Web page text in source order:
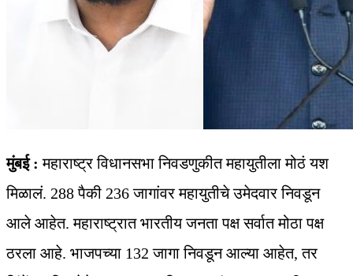
मुंबई :महाराष्ट्र विधानसभा निवडणुकीत महायुतीला मोठं यश
मिळालं. 288 पैकी 236 जागांवर महायुतीचे उमेदवार निवडून
आले आहेत. महाराष्ट्रात भारतीय जनता पक्ष सर्वात मोठा पक्ष
ठरला आहे. भाजपच्या 132 जागा निवडून आल्या आहेत, तर